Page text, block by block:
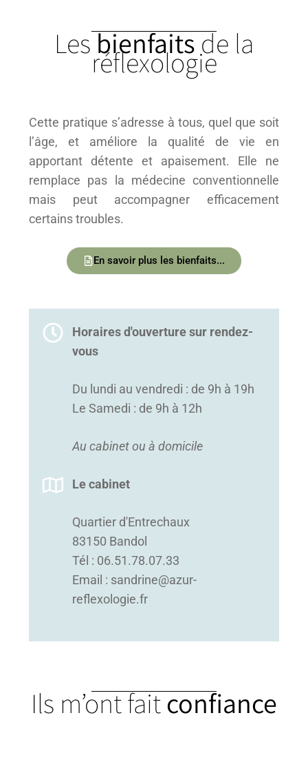
Lesbienfaitsde la
réflexologie
Cette pratique s’adresse à tous, quel que soit
l’âge, et améliore la qualité de vie en
apportant détente et apaisement. Elle ne
remplace pas la médecine conventionnelle
mais peut accompagner efficacement
certains troubles.
En savoir plus les bienfaits...
Horaires d'ouverture sur rendez-
vous
Du lundi au vendredi : de 9h à 19h
Le Samedi : de 9h à 12h
Au cabinet ou à domicile
Le cabinet
Quartier d'Entrechaux
83150 Bandol
Tél : 06.51.78.07.33
Email : sandrine@azur-
reflexologie.fr
Ils m’ont faitconfiance